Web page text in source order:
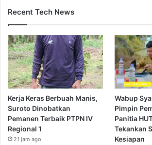
Recent Tech News
Kerja Keras Berbuah Manis,
Suroto Dinobatkan
Pemanen Terbaik PTPN IV
Regional 1
21 jam ago
Wabup
Pimpin
Panitia
Tekankan
Kesiapan